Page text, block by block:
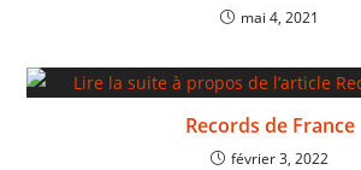
mai 4, 2021
Records de France
février 3, 2022